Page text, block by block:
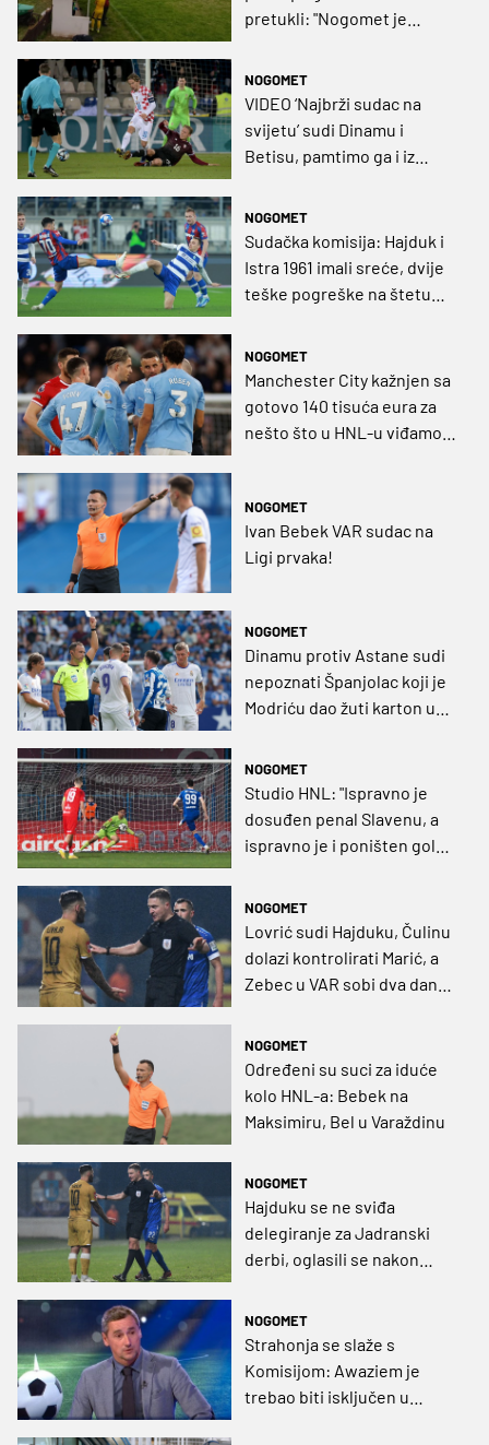
pretukli: "Nogomet je
NOGOMET
VIDEO ‘Najbrži sudac na
svijetu’ sudi Dinamu i
Betisu, pamtimo ga i iz
NOGOMET
Sudačka komisija: Hajduk i
Istra 1961 imali sreće, dvije
teške pogreške na štetu
NOGOMET
Manchester City kažnjen sa
gotovo 140 tisuća eura za
nešto što u HNL-u viđamo
NOGOMET
Ivan Bebek VAR sudac na
Ligi prvaka!
NOGOMET
Dinamu protiv Astane sudi
nepoznati Španjolac koji je
Modriću dao žuti karton u
NOGOMET
Studio HNL: "Ispravno je
dosuđen penal Slavenu, a
ispravno je i poništen gol
NOGOMET
Lovrić sudi Hajduku, Čulinu
dolazi kontrolirati Marić, a
Zebec u VAR sobi dva dana
NOGOMET
Određeni su suci za iduće
kolo HNL-a: Bebek na
Maksimiru, Bel u Varaždinu
NOGOMET
Hajduku se ne sviđa
delegiranje za Jadranski
derbi, oglasili se nakon
Rijekom
NOGOMET
Strahonja se slaže s
Komisijom: Awaziem je
trebao biti isključen u